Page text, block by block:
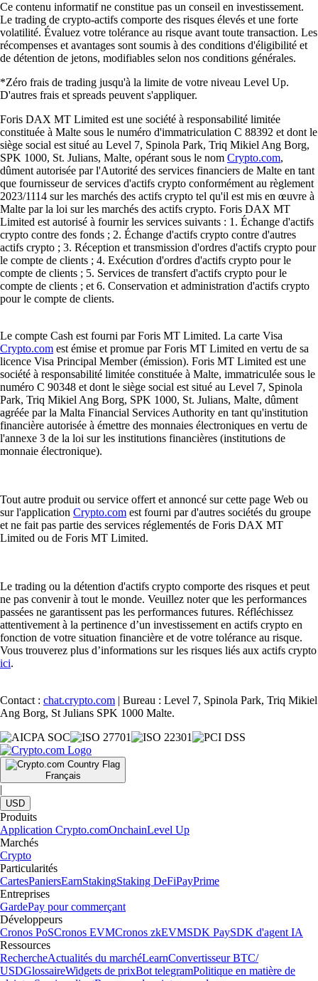
Ce contenu informatif ne constitue pas un conseil en investissement.
Le trading de crypto-actifs comporte des risques élevés et une forte
volatilité. Évaluez votre tolérance au risque avant toute transaction. Les
récompenses et avantages sont soumis à des conditions d'éligibilité et
de détention de jetons, modifiables selon nos conditions générales.
*Zéro frais de trading jusqu'à la limite de votre niveau Level Up.
D'autres frais et spreads peuvent s'appliquer.
Foris DAX MT Limited est une société à responsabilité limitée
constituée à Malte sous le numéro d'immatriculation C 88392 et dont le
siège social est situé au Level 7, Spinola Park, Triq Mikiel Ang Borg,
SPK 1000, St. Julians, Malte, opérant sous le nom Crypto.com,
dûment autorisée par l'Autorité des services financiers de Malte en tant
que fournisseur de services d'actifs crypto conformément au règlement
2023/1114 sur les marchés des actifs crypto tel qu'il est mis en œuvre à
Malte par la loi sur les marchés des actifs crypto. Foris DAX MT
Limited est autorisé à fournir les services suivants : 1. Échange d'actifs
crypto contre des fonds ; 2. Échange d'actifs crypto contre d'autres
actifs crypto ; 3. Réception et transmission d'ordres d'actifs crypto pour
le compte de clients ; 4. Exécution d'ordres d'actifs crypto pour le
compte de clients ; 5. Services de transfert d'actifs crypto pour le
compte de clients ; et 6. Conservation et administration d'actifs crypto
pour le compte de clients.
Le compte Cash est fourni par Foris MT Limited. La carte Visa
Crypto.com est émise et promue par Foris MT Limited en vertu de sa
licence Visa Principal Member (émission). Foris MT Limited est une
société à responsabilité limitée constituée à Malte, immatriculée sous le
numéro C 90348 et dont le siège social est situé au Level 7, Spinola
Park, Triq Mikiel Ang Borg, SPK 1000, St. Julians, Malte, dûment
agréée par la Malta Financial Services Authority en tant qu'institution
financière autorisée à émettre des monnaies électroniques en vertu de
l'annexe 3 de la loi sur les institutions financières (institutions de
monnaie électronique).
Tout autre produit ou service offert et annoncé sur cette page Web ou
sur l'application Crypto.com est fourni par d'autres sociétés du groupe
et ne fait pas partie des services réglementés de Foris DAX MT
Limited ou de Foris MT Limited.
Le trading ou la détention d'actifs crypto comporte des risques et peut
ne pas convenir à tout le monde. Veuillez noter que les performances
passées ne garantissent pas les performances futures. Réfléchissez
attentivement à la pertinence d’un investissement en actifs crypto en
fonction de votre situation financière et de votre tolérance au risque.
Vous trouverez plus d’informations sur les risques liés aux actifs crypto
ici.
Contact : chat.crypto.com | Bureau : Level 7, Spinola Park, Triq Mikiel
Ang Borg, St Julians SPK 1000 Malte.
Français
|
USD
Produits
Application Crypto.comOnchainLevel Up
Marchés
Crypto
Particularités
CartesPaniersEarnStakingStaking DeFiPayPrime
Entreprises
GardePay pour commerçant
Développeurs
Cronos PoSCronos EVMCronos zkEVMSDK PaySDK d'agent IA
Ressources
RechercheActualités du marchéLearnConvertisseur BTC/
USDGlossaireWidgets de prixBot telegramPolitique en matière de